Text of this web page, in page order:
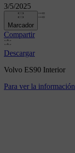
3/5/2025
Marcador
Compartir
Descargar
Volvo ES90 Interior
Para ver la